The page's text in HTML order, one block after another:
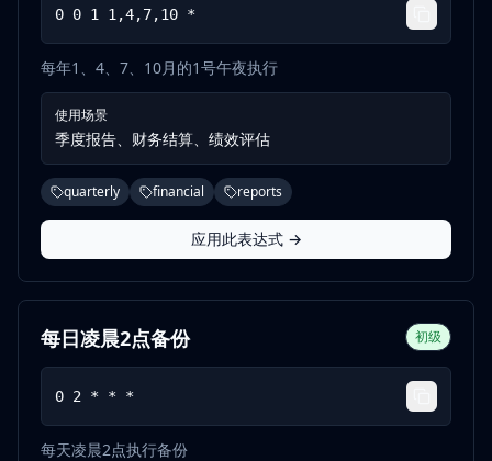
0 0 1 1,4,7,10 *
每年1、4、7、10月的1号午夜执行
使用场景
季度报告、财务结算、绩效评估
quarterly financial reports
应用此表达式 →
每日凌晨2点备份 初级
0 2 * * *
每天凌晨2点执行备份